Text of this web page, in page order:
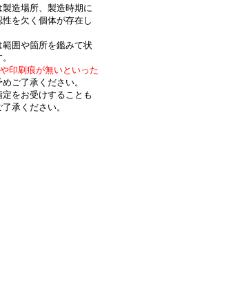
造場所、製造時期に
を欠く個体が存在し
囲や箇所を鑑みて状
印刷痕が無いといった
めご了承ください。
をお受けすることも
承ください。